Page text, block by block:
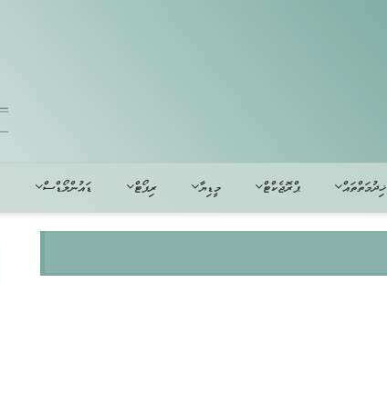
ޚިދުމަތްތައް ޕްރޮޖެކްޓް މީޑިޔާ ރިޕޯޓް ޑައުންލޯޑްސް